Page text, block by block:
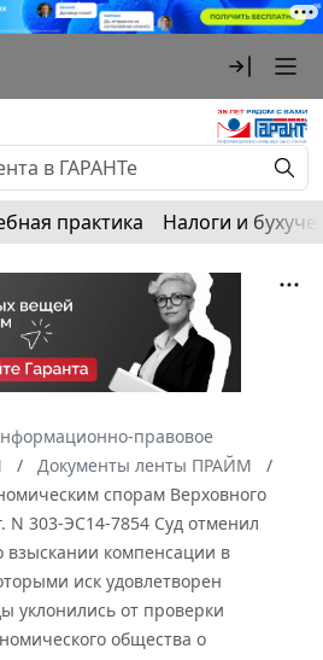
практика Налоги и
правовое
Документы ленты ПРАЙМ
спорам Верховного
N 303-ЭС14-7854 Суд отменил
взыскании компенсации в
иск удовлетворен
уклонились от проверки
общества о